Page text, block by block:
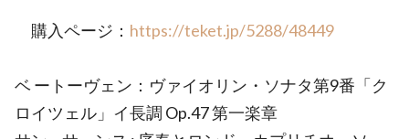
購入ページ： https://teket.jp/5288/48449
ベ ートーヴェン：ヴァイオリン・ソナタ第9番「ク
ロイツェル」イ長調 Op.47 第一楽章